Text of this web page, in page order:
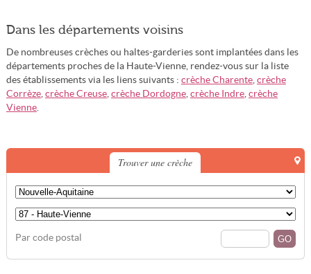
Dans les départements voisins
De nombreuses crèches ou haltes-garderies sont implantées dans les
départements proches de la Haute-Vienne, rendez-vous sur la liste
des établissements via les liens suivants : crèche Charente, crèche
Corrèze, crèche Creuse, crèche Dordogne, crèche Indre, crèche
Vienne.
Trouver une crèche
Par code postal